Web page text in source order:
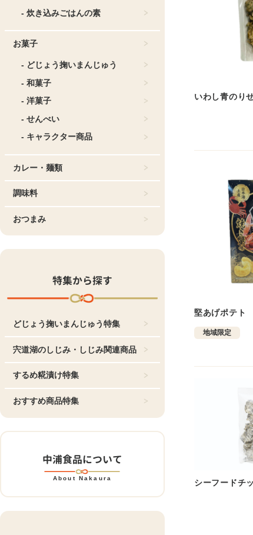
- 炊き込みごはんの素
お菓子
- どじょう掬いまんじゅう
- 和菓子
- 洋菓子
- せんべい
- キャラクター商品
カレー・麺類
調味料
おつまみ
特集から探す
どじょう掬いまんじゅう特集
宍道湖のしじみ・しじみ関連商品
するめ糀漬け特集
おすすめ商品特集
中浦食品について
About Nakaura
いわし青のり
堅あげポテ
地域限定
シーフードチ